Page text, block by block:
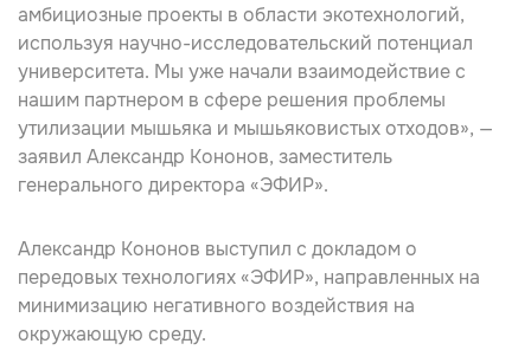
амбициозные проекты в области экотехнологий,
используя научно-исследовательский потенциал
университета. Мы уже начали взаимодействие с
нашим партнером в сфере решения проблемы
утилизации мышьяка и мышьяковистых отходов», —
заявил Александр Кононов, заместитель
генерального директора «ЭФИР».
Александр Кононов выступил с докладом о
передовых технологиях «ЭФИР», направленных на
минимизацию негативного воздействия на
окружающую среду.